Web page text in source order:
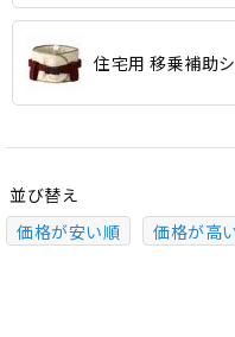
住宅用 移乗補助
並び替え
価格が安い順
価格が高